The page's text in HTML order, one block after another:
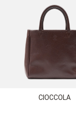
CIOCCOLA